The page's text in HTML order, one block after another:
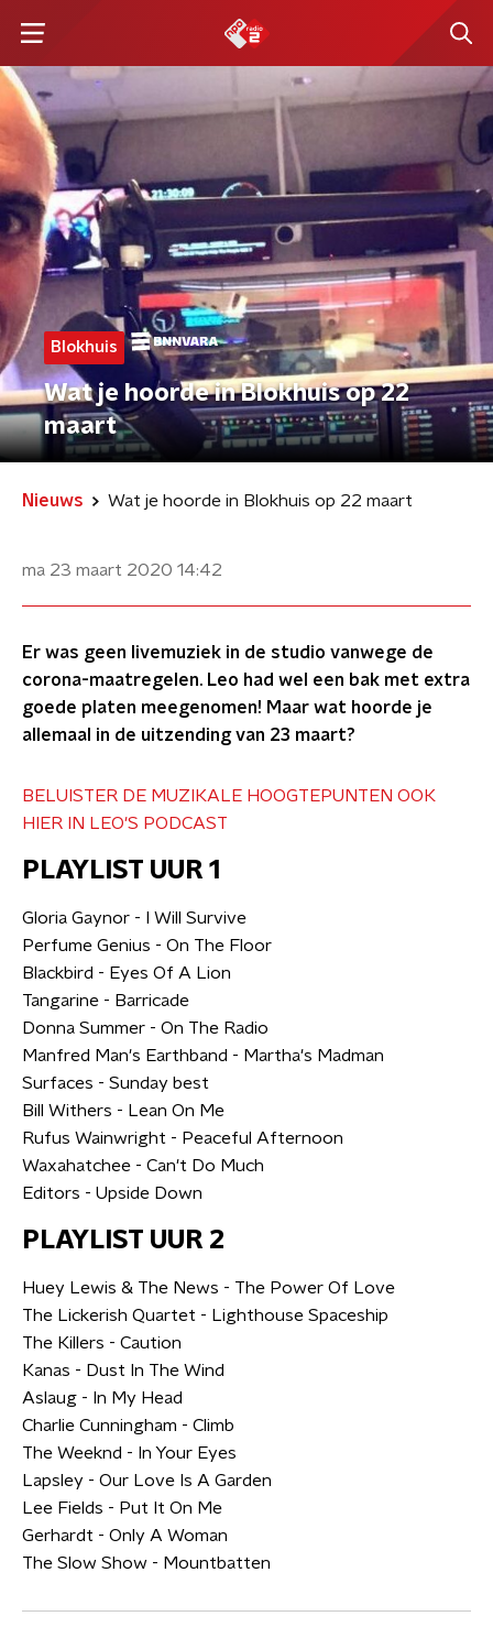
Blokhuis
Wat je hoorde in Blokhuis op 22
maart
Nieuws Wat je hoorde in Blokhuis op 22 maart
ma 23 maart 2020 14:42
Er was geen livemuziek in de studio vanwege de
corona-maatregelen. Leo had wel een bak met extra
goede platen meegenomen! Maar wat hoorde je
allemaal in de uitzending van 23 maart?
BELUISTER DE MUZIKALE HOOGTEPUNTEN OOK
HIER IN LEO'S PODCAST
PLAYLIST UUR 1
Gloria Gaynor - I Will Survive
Perfume Genius - On The Floor
Blackbird - Eyes Of A Lion
Tangarine - Barricade
Donna Summer - On The Radio
Manfred Man's Earthband - Martha's Madman
Surfaces - Sunday best
Bill Withers - Lean On Me
Rufus Wainwright - Peaceful Afternoon
Waxahatchee - Can't Do Much
Editors - Upside Down
PLAYLIST UUR 2
Huey Lewis & The News - The Power Of Love
The Lickerish Quartet - Lighthouse Spaceship
The Killers - Caution
Kanas - Dust In The Wind
Aslaug - In My Head
Charlie Cunningham - Climb
The Weeknd - In Your Eyes
Lapsley - Our Love Is A Garden
Lee Fields - Put It On Me
Gerhardt - Only A Woman
The Slow Show - Mountbatten